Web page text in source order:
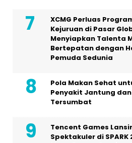
XCMG Perluas
Kejuruan di Pasar
Menyiapkan Talenta
Bertepatan dengan
Pemuda Sedunia
Pola Makan Sehat
Penyakit Jantung
Tersumbat
Tencent Games
Spektakuler di